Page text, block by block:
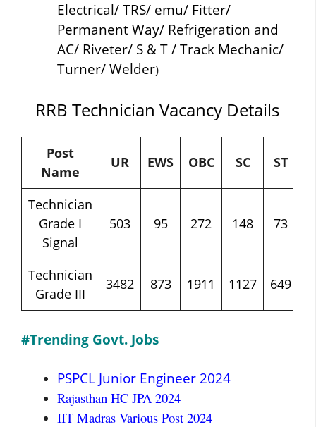
Electrical/ TRS/ emu/ Fitter/
Permanent Way/ Refrigeration and
AC/ Riveter/ S & T / Track Mechanic/
Turner/ Welder)
RRB Technician Vacancy Details
Post
Name
UR EWS OBC SC ST
Technician
Grade I
Signal
503 95 272 148 73
Technician
Grade III
3482 873 1911 1127 649
#Trending Govt. Jobs
PSPCL Junior Engineer 2024
Rajasthan HC JPA 2024
IIT Madras Various Post 2024